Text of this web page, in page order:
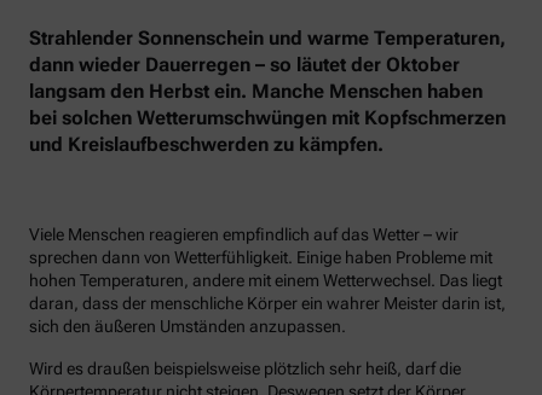
Strahlender Sonnenschein und warme Temperaturen,
dann wieder Dauerregen – so läutet der Oktober
langsam den Herbst ein. Manche Menschen haben
bei solchen Wetterumschwüngen mit Kopfschmerzen
und Kreislaufbeschwerden zu kämpfen.
Viele Menschen reagieren empfindlich auf das Wetter – wir
sprechen dann von Wetterfühligkeit. Einige haben Probleme mit
hohen Temperaturen, andere mit einem Wetterwechsel. Das liegt
daran, dass der menschliche Körper ein wahrer Meister darin ist,
sich den äußeren Umständen anzupassen.
Wird es draußen beispielsweise plötzlich sehr heiß, darf die
Körpertemperatur nicht steigen. Deswegen setzt der Körper